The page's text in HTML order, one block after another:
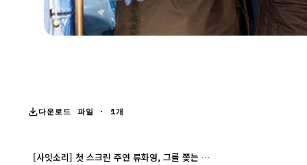
다운로드 파일 · 1개
[사잇소리] 첫 스크린 주연 류화영, 그를 쫒는 윗층남자의 의심스런 행적..